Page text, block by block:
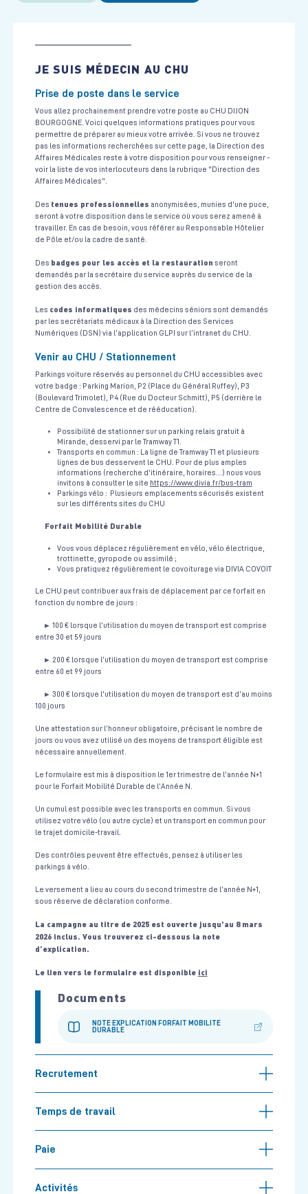
JE SUIS MÉDECIN AU CHU
Prise de poste dans le service
Vous allez prochainement prendre votre poste au CHU DIJON
BOURGOGNE. Voici quelques informations pratiques pour vous
permettre de préparer au mieux votre arrivée. Si vous ne trouvez
pas les informations recherchées sur cette page, la Direction des
Affaires Médicales reste à votre disposition pour vous renseigner -
voir la liste de vos interlocuteurs dans la rubrique "Direction des
Affaires Médicales".
Des tenues professionnelles anonymisées, munies d’une puce,
seront à votre disposition dans le service où vous serez amené à
travailler. En cas de besoin, vous référer au Responsable Hôtelier
de Pôle et/ou la cadre de santé.
Des badges pour les accès et la restauration seront
demandés par la secrétaire du service auprès du service de la
gestion des accès.
Les codes informatiques des médecins séniors sont demandés
par les secrétariats médicaux à la Direction des Services
Numériques (DSN) via l’application GLPI sur l’intranet du CHU.
Venir au CHU / Stationnement
Parkings voiture réservés au personnel du CHU accessibles avec
votre badge : Parking Marion, P2 (Place du Général Ruffey), P3
(Boulevard Trimolet), P4 (Rue du Docteur Schmitt), P5 (derrière le
Centre de Convalescence et de rééducation).
Possibilité de stationner sur un parking relais gratuit à
Mirande, desservi par le Tramway T1.
Transports en commun : La ligne de Tramway T1 et plusieurs
lignes de bus desservent le CHU. Pour de plus amples
informations (recherche d'itinéraire, horaires...) nous vous
invitons à consulter le site https://www.divia.fr/bus-tram
Parkings vélo : Plusieurs emplacements sécurisés existent
sur les différents sites du CHU
Forfait Mobilité Durable
Vous vous déplacez régulièrement en vélo, vélo électrique,
trottinette, gyropode ou assimilé ;
Vous pratiquez régulièrement le covoiturage via DIVIA COVOIT
Le CHU peut contribuer aux frais de déplacement par ce forfait en
fonction du nombre de jours :
► 100 € lorsque l’utilisation du moyen de transport est comprise
entre 30 et 59 jours
► 200 € lorsque l’utilisation du moyen de transport est comprise
entre 60 et 99 jours
► 300 € lorsque l’utilisation du moyen de transport est d’au moins
100 jours
Une attestation sur l’honneur obligatoire, précisant le nombre de
jours ou vous avez utilisé un des moyens de transport éligible est
nécessaire annuellement.
Le formulaire est mis à disposition le 1er trimestre de l’année N+1
pour le Forfait Mobilité Durable de l’Année N.
Un cumul est possible avec les transports en commun. Si vous
utilisez votre vélo (ou autre cycle) et un transport en commun pour
le trajet domicile-travail.
Des contrôles peuvent être effectués, pensez à utiliser les
parkings à vélo.
Le versement a lieu au cours du second trimestre de l’année N+1,
sous réserve de déclaration conforme.
La campagne au titre de 2025 est ouverte jusqu'au 8 mars
2026 inclus. Vous trouverez ci-dessous la note
d’explication.
Le lien vers le formulaire est disponible ici
Documents
NOTE EXPLICATION FORFAIT MOBILITE
DURABLE
Recrutement
Temps de travail
Paie
Activités